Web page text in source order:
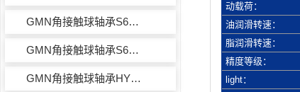
GMN角接触球轴承S6017CTAP4+
GMN角接触球轴承S61917CTAP4+
GMN角接触球轴承HYS6017ETAP4+
动载荷：
油润滑转速：
脂润滑转速：
精度等级：
light：